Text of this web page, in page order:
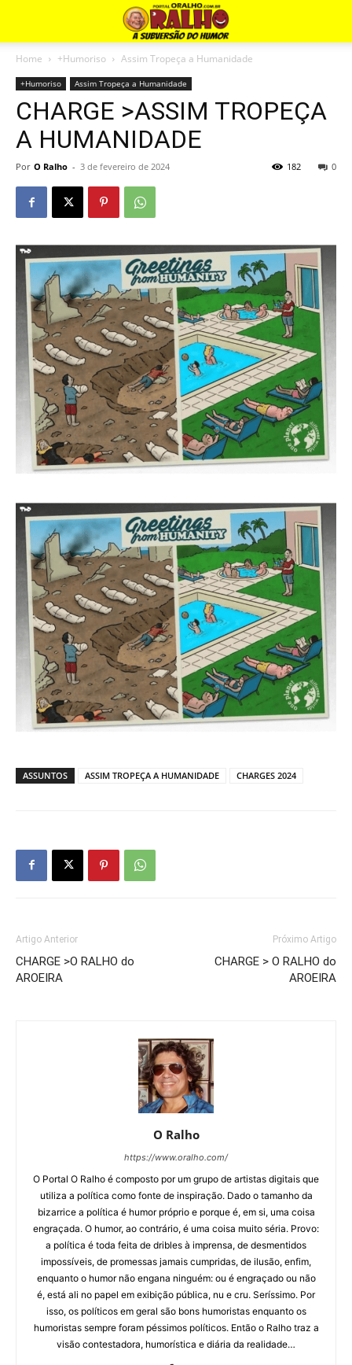
Home +Humoriso Assim Tropeça a Humanidade
+Humoriso Assim Tropeça a Humanidade
CHARGE >ASSIM TROPEÇA
A HUMANIDADE
Por O Ralho - 3 de fevereiro de 2024 0
182
ASSUNTOS ASSIM TROPEÇA A HUMANIDADE CHARGES 2024
Artigo Anterior
CHARGE >O RALHO do
AROEIRA
Próximo Artigo
CHARGE > O RALHO do
AROEIRA
O Ralho
https://www.oralho.com/
O Portal O Ralho é composto por um grupo de artistas digitais que
utiliza a política como fonte de inspiração. Dado o tamanho da
bizarrice a política é humor próprio e porque é, em si, uma coisa
engraçada. O humor, ao contrário, é uma coisa muito séria. Provo:
a política é toda feita de dribles à imprensa, de desmentidos
impossíveis, de promessas jamais cumpridas, de ilusão, enfim,
enquanto o humor não engana ninguém: ou é engraçado ou não
é, está ali no papel em exibição pública, nu e cru. Seríssimo. Por
isso, os políticos em geral são bons humoristas enquanto os
humoristas sempre foram péssimos políticos. Então o Ralho traz a
visão contestadora, humorística e diária da realidade…